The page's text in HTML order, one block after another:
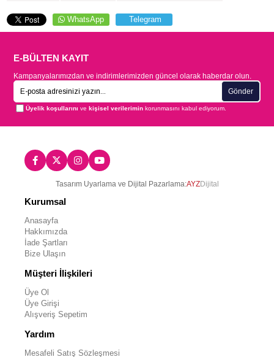
WhatsApp Telegram
E-BÜLTEN KAYIT
Kampanyalarımızdan ve indirimlerimizden güncel olarak haberdar olun.
Gönder
Üyelik koşullarını vekişisel verilerimin korunmasını kabul ediyorum.
Tasarım Uyarlama ve Dijital Pazarlama:AYZDijital
Kurumsal
Anasayfa
Hakkımızda
İade Şartları
Bize Ulaşın
Müşteri İlişkileri
Üye Ol
Üye Girişi
Alışveriş Sepetim
Yardım
Mesafeli Satış Sözleşmesi